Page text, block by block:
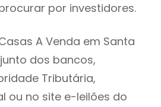
por investidores.
A Venda em Santa
dos bancos,
Tributária,
ou no site e-leilões do